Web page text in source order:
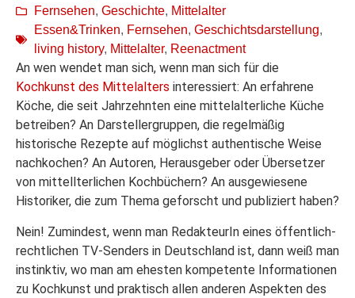
Fernsehen, Geschichte, Mittelalter
Essen&Trinken, Fernsehen, Geschichtsdarstellung,
living history, Mittelalter, Reenactment
An wen wendet man sich, wenn man sich für die
Kochkunst des Mittelalters interessiert: An erfahrene
Köche, die seit Jahrzehnten eine mittelalterliche Küche
betreiben? An Darstellergruppen, die regelmäßig
historische Rezepte auf möglichst authentische Weise
nachkochen? An Autoren, Herausgeber oder Übersetzer
von mittellterlichen Kochbüchern? An ausgewiesene
Historiker, die zum Thema geforscht und publiziert haben?
Nein! Zumindest, wenn man RedakteurIn eines öffentlich-
rechtlichen TV-Senders in Deutschland ist, dann weiß man
instinktiv, wo man am ehesten kompetente Informationen
zu Kochkunst und praktisch allen anderen Aspekten des